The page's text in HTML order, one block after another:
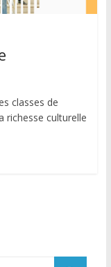
classes de
richesse culturelle